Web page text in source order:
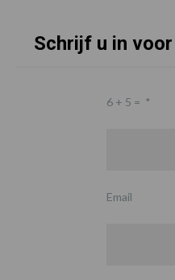
Schrijf u in
6 + 5 = *
Email